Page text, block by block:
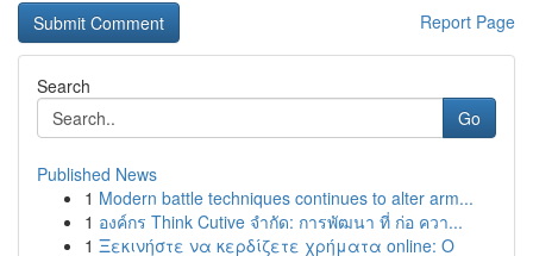
Report Page
Search
Go
Published News
1 Modern battle techniques continues to alter arm...
1 องค์กร Think Cutive จำกัด: การพัฒนา ที่ ก่อ ควา...
1 Ξεκινήστε να κερδίζετε χρήματα online: Ο